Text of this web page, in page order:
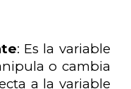
: Es la variable
o cambia
a la variable